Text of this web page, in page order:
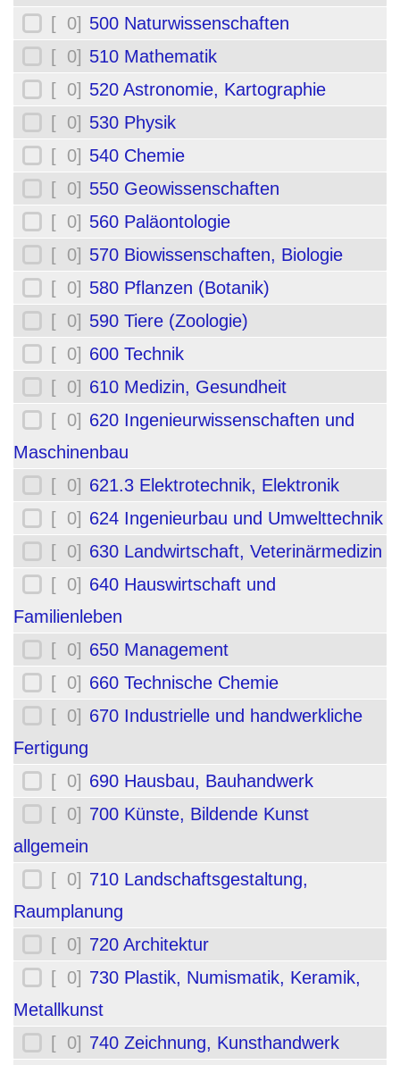
[ 0] 500 Naturwissenschaften
[ 0] 510 Mathematik
[ 0] 520 Astronomie, Kartographie
[ 0] 530 Physik
[ 0] 540 Chemie
[ 0] 550 Geowissenschaften
[ 0] 560 Paläontologie
[ 0] 570 Biowissenschaften, Biologie
[ 0] 580 Pflanzen (Botanik)
[ 0] 590 Tiere (Zoologie)
[ 0] 600 Technik
[ 0] 610 Medizin, Gesundheit
[ 0] 620 Ingenieurwissenschaften und
Maschinenbau
[ 0] 621.3 Elektrotechnik, Elektronik
[ 0] 624 Ingenieurbau und Umwelttechnik
[ 0] 630 Landwirtschaft, Veterinärmedizin
[ 0] 640 Hauswirtschaft und
Familienleben
[ 0] 650 Management
[ 0] 660 Technische Chemie
[ 0] 670 Industrielle und handwerkliche
Fertigung
[ 0] 690 Hausbau, Bauhandwerk
[ 0] 700 Künste, Bildende Kunst
allgemein
[ 0] 710 Landschaftsgestaltung,
Raumplanung
[ 0] 720 Architektur
[ 0] 730 Plastik, Numismatik, Keramik,
Metallkunst
[ 0] 740 Zeichnung, Kunsthandwerk